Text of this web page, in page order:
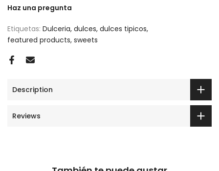
Haz una pregunta
Etiquetas: Dulceria dulces dulces tipicos
featured products sweets
Description
Reviews